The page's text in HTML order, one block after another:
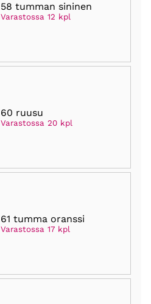
58 tumman sininen
Varastossa 12 kpl
60 ruusu
Varastossa 20 kpl
61 tumma oranssi
Varastossa 17 kpl